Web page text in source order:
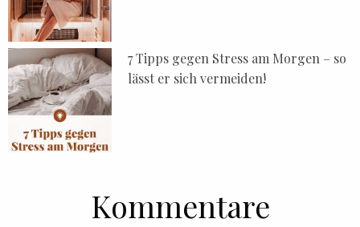
7 Tipps gegen Stress am Morgen – so
lässt er sich vermeiden!
Kommentare